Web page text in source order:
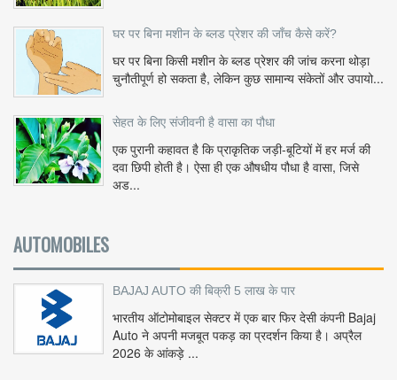
घर पर बिना मशीन के ब्लड प्रेशर की जाँच कैसे करें?
घर पर बिना किसी मशीन के ब्लड प्रेशर की जांच करना थोड़ा
चुनौतीपूर्ण हो सकता है, लेकिन कुछ सामान्य संकेतों और उपायो...
सेहत के लिए संजीवनी है वासा का पौधा
एक पुरानी कहावत है कि प्राकृतिक जड़ी-बूटियों में हर मर्ज की
दवा छिपी होती है। ऐसा ही एक औषधीय पौधा है वासा, जिसे
अड...
AUTOMOBILES
BAJAJ AUTO की बिक्री 5 लाख के पार
भारतीय ऑटोमोबाइल सेक्टर में एक बार फिर देसी कंपनी Bajaj
Auto ने अपनी मजबूत पकड़ का प्रदर्शन किया है। अप्रैल
2026 के आंकड़े ...